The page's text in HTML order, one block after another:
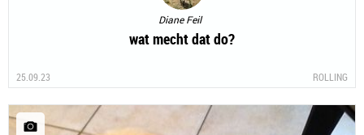
Diane Feil
wat mecht dat do?
25.09.23 ROLLING